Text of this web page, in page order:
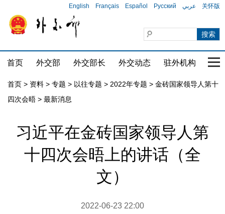
English Français Español Русский عربي 关怀版
首页 外交部 外交部长 外交动态 驻外机构 国
首页 > 资料 > 专题 > 以往专题 > 2022年专题 > 金砖国家领导人第十
四次会晤 > 最新消息
习近平在金砖国家领导人第
十四次会晤上的讲话（全
文）
2022-06-23 22:00